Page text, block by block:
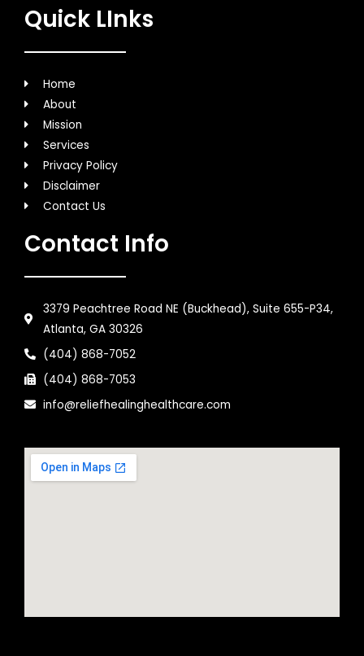
Quick LInks
Home
About
Mission
Services
Privacy Policy
Disclaimer
Contact Us
Contact Info
3379 Peachtree Road NE (Buckhead), Suite 655-P34,
Atlanta, GA 30326
(404) 868-7052
(404) 868-7053
info@reliefhealinghealthcare.com